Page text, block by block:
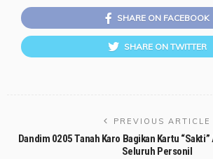
SHARE ON FACEBOOK
SHARE ON TWITTER
PREVIOUS ARTICLE
Dandim 0205 Tanah Karo Bagikan Kartu
Seluruh Personil